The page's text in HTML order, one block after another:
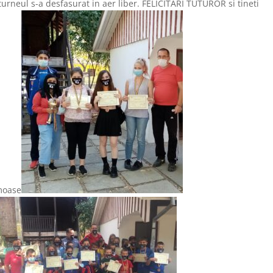
s-a desfasurat in aer liber. FELICITARI TUTUROR si tineti